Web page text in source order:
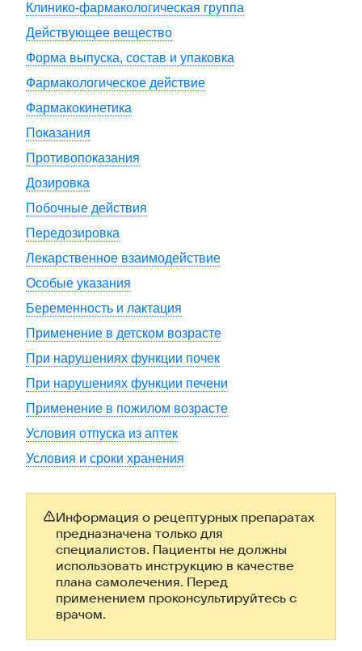
Клинико-фармакологическая группа
Действующее вещество
Форма выпуска, состав и упаковка
Фармакологическое действие
Фармакокинетика
Показания
Противопоказания
Дозировка
Побочные действия
Передозировка
Лекарственное взаимодействие
Особые указания
Беременность и лактация
Применение в детском возрасте
При нарушениях функции почек
При нарушениях функции печени
Применение в пожилом возрасте
Условия отпуска из аптек
Условия и сроки хранения
Информация о рецептурных препаратах
предназначена только для
специалистов. Пациенты не должны
использовать инструкцию в качестве
плана самолечения. Перед
применением проконсультируйтесь с
врачом.